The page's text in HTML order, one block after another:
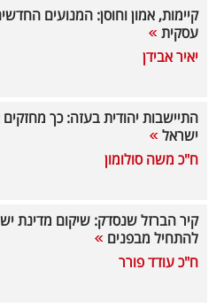
אחרינו:
קיימות, אמון וחוסן: המנועים
עסקית
יאיר אבידן
התיישבות יהודית בעזה: כך
ישראל
ח"כ משה סולומון
קיר הברזל שנסדק: שיקום מדינת
להתחיל מבפנים
ח"כ עודד פורר